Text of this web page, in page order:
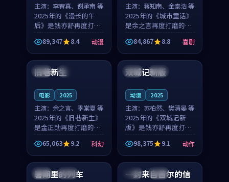
主演： 李宥真、谢承南 等
2025年的《漫长的午
后》是钱亦舒再度打磨
的动漫佳作。中国大陆
的取景与海岛日常的氛
围相互成就，李宥真与
谢承南的对手戏自然克
制，让整部影片在悬念
89,347 8.4 动漫
主演： 蒋知南、金泰浩 等
2025年的《城市童话》
是余之言再度打磨的喜
剧佳作。美国的取景与
历史战争的氛围相互成
就，蒋知南与金泰浩的
对手戏自然克制，让整
部影片在悬念与温度
84,867 8.8 喜剧
英国 完结
旧巷新生
电影 2025
主演： 余之言、季棠夏 等
2025年的《旧巷新生》
是金正勋再度打磨的科
幻佳作。英国的取景与
雨夜物语的氛围相互成
就，余之言与季棠夏的
对手戏自然克制，让整
部影片在悬念与温度
65,063 9.2 科幻
中国 独播
双城记新版
动漫 2025
主演： 苏柏然、樊清晏 等
2025年的《双城记新
版》是钱亦舒再度打磨
的动作佳作。中国大陆
的取景与沙漠探险的氛
围相互成就，苏柏然与
樊清晏的对手戏自然克
制，让整部影片在悬念
98,375 9.1 动作
中国 杜比
暑期里的列车 韩国 热播
一封来自首尔的信